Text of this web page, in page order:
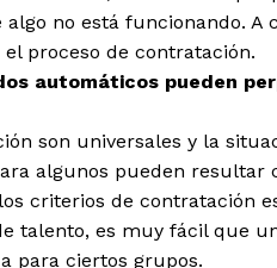
no está funcionando.
proceso de contratación.
automáticos pueden
son universales y la
algunos pueden
criterios de contratación
talento, es muy fácil que
para ciertos grupos.